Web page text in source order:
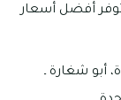
أفضل أسعار
أبو شغارة ـ